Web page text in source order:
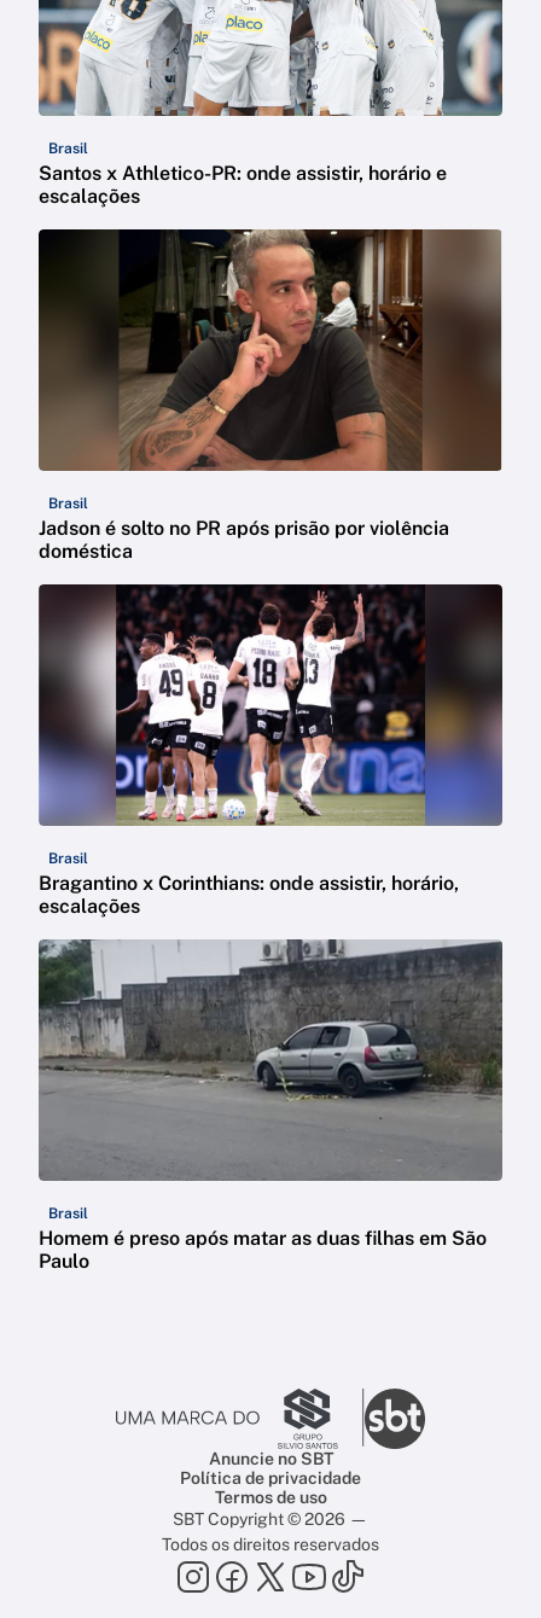
Brasil
Santos x Athletico-PR: onde assistir, horário e
escalações
Brasil
Jadson é solto no PR após prisão por violência
doméstica
Brasil
Bragantino x Corinthians: onde assistir, horário,
escalações
Brasil
Homem é preso após matar as duas filhas em São
Paulo
Anuncie no SBT
Política de privacidade
Termos de uso
SBT Copyright © 2026 —
Todos os direitos reservados